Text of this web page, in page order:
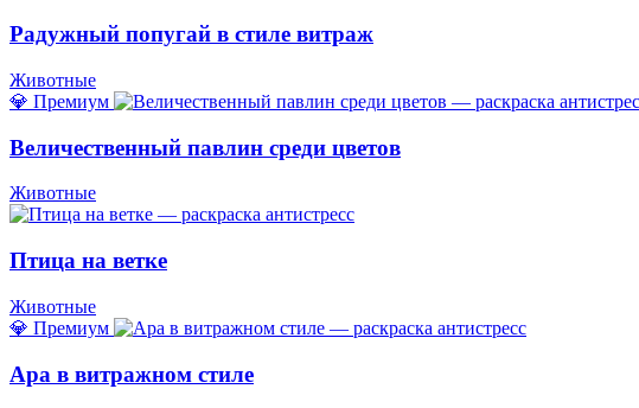
Радужный попугай в стиле витраж
Животные
💎 Премиум
Величественный павлин среди цветов
Животные
Птица на ветке
Животные
💎 Премиум
Ара в витражном стиле